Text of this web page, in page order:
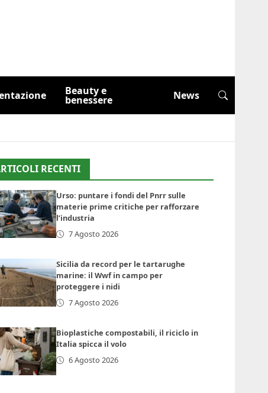
Beauty e
benessere News
RECENTI
Urso: puntare i fondi del Pnrr sulle
materie prime critiche per rafforzare
l’industria
7 Agosto 2026
Sicilia da record per le tartarughe
marine: il Wwf in campo per
proteggere i nidi
7 Agosto 2026
Bioplastiche compostabili, il riciclo in
Italia spicca il volo
6 Agosto 2026